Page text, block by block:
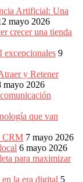
Artificial: Una
mayo 2026
crecer una tienda
excepcionales 9
y Retener
mayo 2026
que van
CRM 7 mayo 2026
6 mayo 2026
para maximizar
la era digital 5